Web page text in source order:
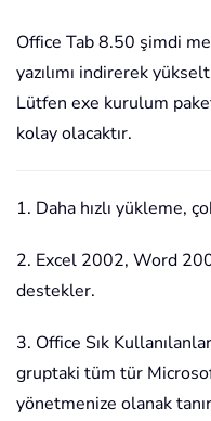
Office Tab 8.50 şimdi
yazılımı indirerek
Lütfen exe kurulum
kolay olacaktır.
1. Daha hızlı yükleme,
2. Excel 2002, Word
destekler.
3. Office Sık
gruptaki tüm tür
yönetmenize olanak